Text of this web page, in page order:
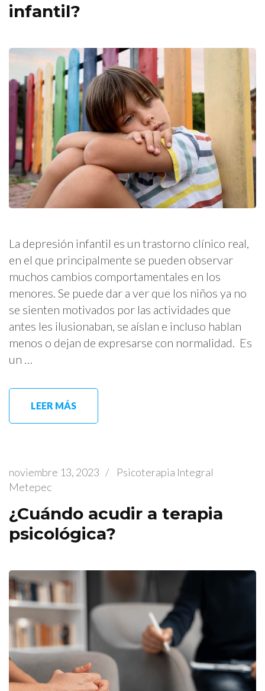
infantil?
La depresión infantil es un trastorno clínico real,
en el que principalmente se pueden observar
muchos cambios comportamentales en los
menores. Se puede dar a ver que los niños ya no
se sienten motivados por las actividades que
antes les ilusionaban, se aíslan e incluso hablan
menos o dejan de expresarse con normalidad. Es
un …
LEER MÁS
noviembre 13, 2023 /
Psicoterapia Integral
Metepec
¿Cuándo acudir a terapia
psicológica?